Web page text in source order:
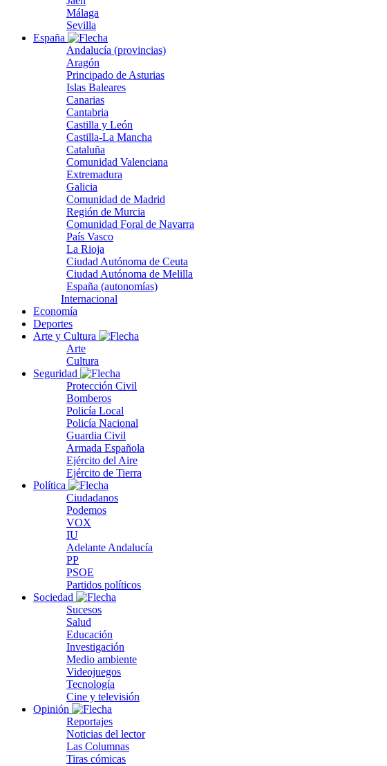
Málaga
Sevilla
España
Andalucía (provincias)
Aragón
Principado de Asturias
Islas Baleares
Canarias
Cantabria
Castilla y León
Castilla-La Mancha
Cataluña
Comunidad Valenciana
Extremadura
Galicia
Comunidad de Madrid
Región de Murcia
Comunidad Foral de Navarra
País Vasco
La Rioja
Ciudad Autónoma de Ceuta
Ciudad Autónoma de Melilla
España (autonomías)
Internacional
Economía
Deportes
Arte y Cultura
Arte
Cultura
Seguridad
Protección Civil
Bomberos
Policía Local
Policía Nacional
Guardia Civil
Armada Española
Ejército del Aire
Ejército de Tierra
Política
Ciudadanos
Podemos
VOX
IU
Adelante Andalucía
PP
PSOE
Partidos políticos
Sociedad
Sucesos
Salud
Educación
Investigación
Medio ambiente
Videojuegos
Tecnología
Cine y televisión
Opinión
Reportajes
Noticias del lector
Las Columnas
Tiras cómicas